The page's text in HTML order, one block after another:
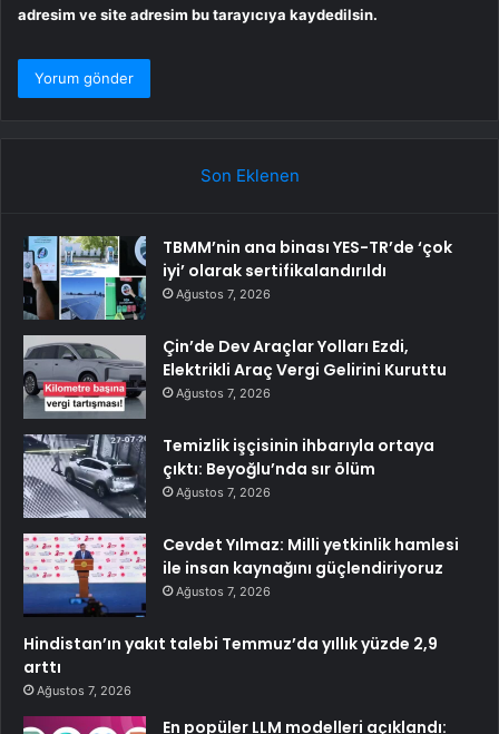
adresim ve site adresim bu tarayıcıya kaydedilsin.
Son Eklenen
TBMM’nin ana binası YES-TR’de ‘çok
iyi’ olarak sertifikalandırıldı
Ağustos 7, 2026
Çin’de Dev Araçlar Yolları Ezdi,
Elektrikli Araç Vergi Gelirini Kuruttu
Ağustos 7, 2026
Temizlik işçisinin ihbarıyla ortaya
çıktı: Beyoğlu’nda sır ölüm
Ağustos 7, 2026
Cevdet Yılmaz: Milli yetkinlik hamlesi
ile insan kaynağını güçlendiriyoruz
Ağustos 7, 2026
Hindistan’ın yakıt talebi Temmuz’da yıllık yüzde 2,9
arttı
Ağustos 7, 2026
En popüler LLM modelleri açıklandı: